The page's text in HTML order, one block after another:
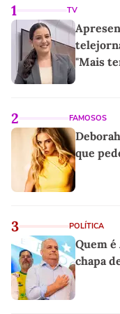
1 TV
"Mais
2 FAMOSOS
que
3 POLÍTICA
Quem
chapa